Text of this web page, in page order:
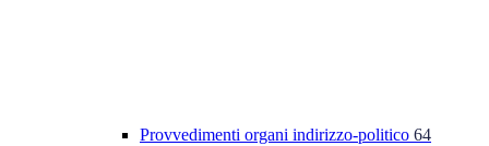
Provvedimenti organi indirizzo-politico 64